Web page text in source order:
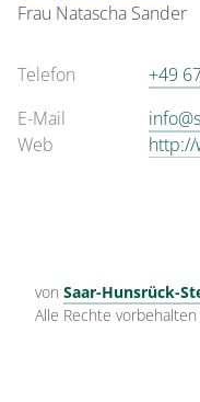
Frau Natascha Sander
Telefon
+49
E-Mail
Web
http://
von Saar-Hunsrück-
Alle Rechte vorbehalten